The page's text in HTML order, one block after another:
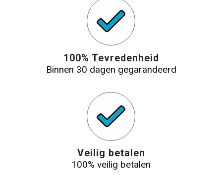
100% Tevredenheid
Binnen 30 dagen gegarandeerd
Veilig betalen
100% veilig betalen